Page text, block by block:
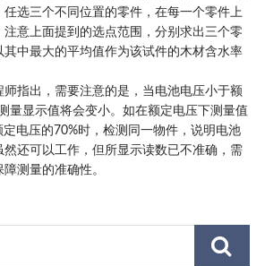
选三个不同位置的零件，在每一个零件上
意上面提到的选点范围，分别求出三个零
中最大的平均值作为该试件的木材含水率
师指出，需要注意的是，当电池电压小于额
量显示值将会变小。如在额定电压下测量值
电压的70%时，检测同一物件，说明电池
然还可以工作，但所显示读数已不准确，需
测量的准确性。